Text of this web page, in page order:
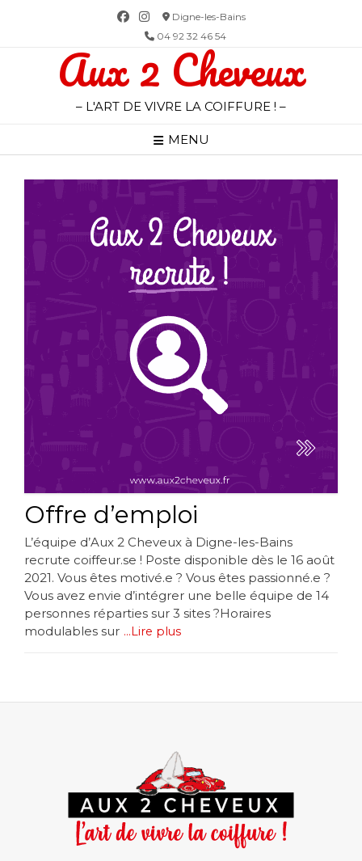
Digne-les-Bains
04 92 32 46 54
Aux 2 Cheveux
– L'ART DE VIVRE LA COIFFURE ! –
MENU
Offre d’emploi
L’équipe d’Aux 2 Cheveux à Digne-les-Bains
recrute coiffeur.se ! Poste disponible dès le 16 août
2021. Vous êtes motivé.e ? Vous êtes passionné.e ?
Vous avez envie d’intégrer une belle équipe de 14
personnes réparties sur 3 sites ?Horaires
modulables sur ...Lire plus